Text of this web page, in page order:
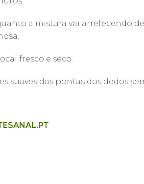
a mistura vai arrefecendo
fresco e seco.
das pontas dos dedos